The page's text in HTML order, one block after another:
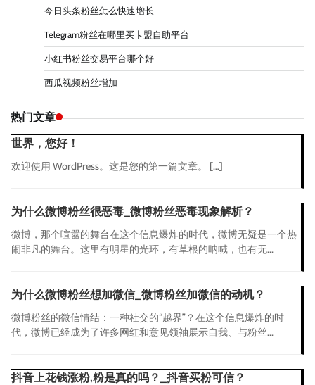
今日头条粉丝怎么快速增长
Telegram粉丝在哪里买卡盟自助平台
小红书粉丝交易平台哪个好
西瓜视频粉丝增加
热门文章
世界，您好！
欢迎使用 WordPress。这是您的第一篇文章。 […]
为什么微博粉丝很恶毒_微博粉丝恶毒现象解析？
微博，那个喧嚣的舞台在这个信息爆炸的时代，微博无疑是一个热
闹非凡的舞台。这里有明星的光环，有草根的呐喊，也有无...
为什么微博粉丝想加微信_微博粉丝加微信的动机？
微博粉丝的微信情结：一种社交的“越界”？在这个信息爆炸的时
代，微博已经成为了许多网红和意见领袖展示自我、与粉丝...
抖音上花钱涨粉,粉是真的吗？_抖音买粉可信？